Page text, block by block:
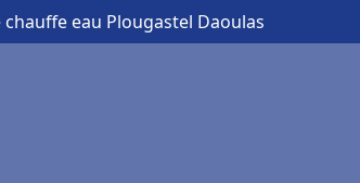
eau Plougastel Daoulas